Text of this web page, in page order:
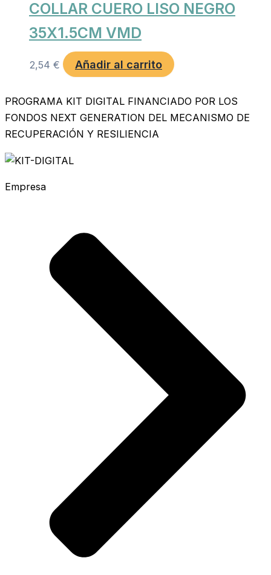
COLLAR CUERO LISO NEGRO
35X1.5CM VMD
2,54 € Añadir al carrito
PROGRAMA KIT DIGITAL FINANCIADO POR LOS
FONDOS NEXT GENERATION DEL MECANISMO DE
RECUPERACIÓN Y RESILIENCIA
Empresa